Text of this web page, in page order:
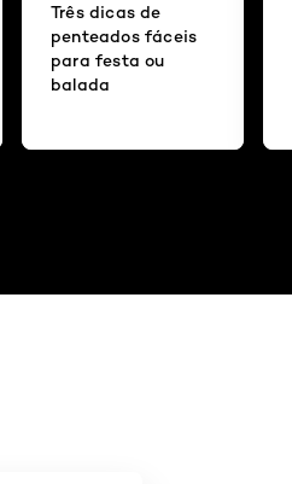
Três dicas de
penteados fáceis
para festa ou
balada